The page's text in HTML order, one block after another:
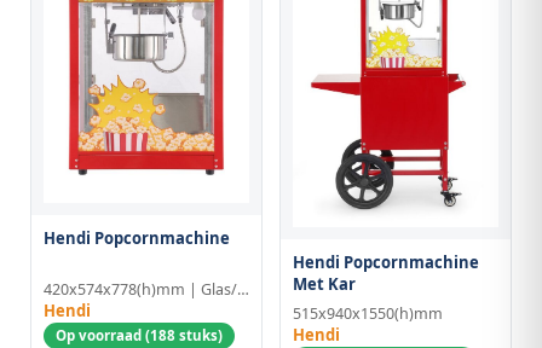
Hendi Popcornmachine
420x574x778(h)mm | Glas/Aluminium
Hendi
Op voorraad (188 stuks)
Hendi Popcornmachine
Met Kar
515x940x1550(h)mm
Hendi